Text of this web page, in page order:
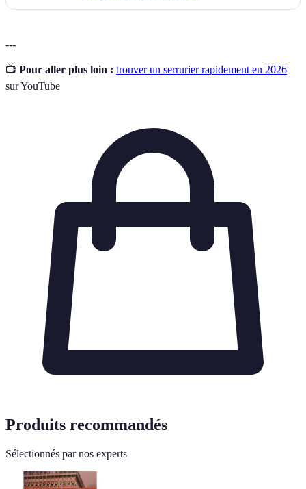
---
📺 Pour aller plus loin : trouver un serrurier rapidement en 2026
sur YouTube
Produits recommandés
Sélectionnés par nos experts